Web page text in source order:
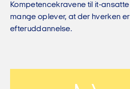
Kompetencekravene til it-
mange oplever, at der hverken
efteruddannelse.